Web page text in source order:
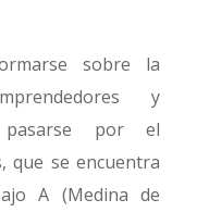
sobre la
y
pasarse por el
que se encuentra
A (Medina de